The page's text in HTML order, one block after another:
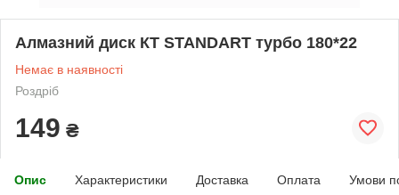
Алмазний диск КТ STANDART турбо 180*22
Немає в наявності
Роздріб
149 ₴
Опис Характеристики Доставка Оплата Умови